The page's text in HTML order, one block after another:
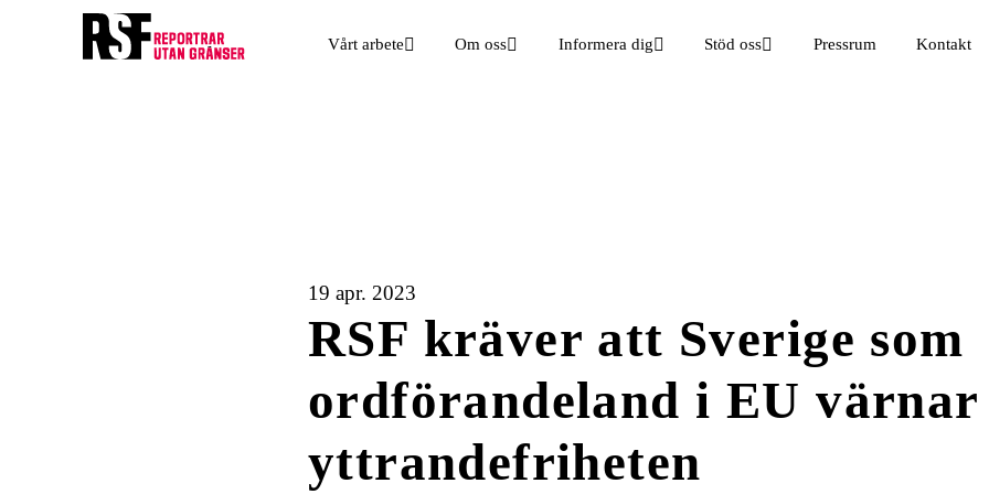
Vårt arbete Om oss Informera dig Stöd oss Pressrum Kontakt
19 apr. 2023
RSF kräver att Sverige som
ordförandeland i EU värnar
yttrandefriheten